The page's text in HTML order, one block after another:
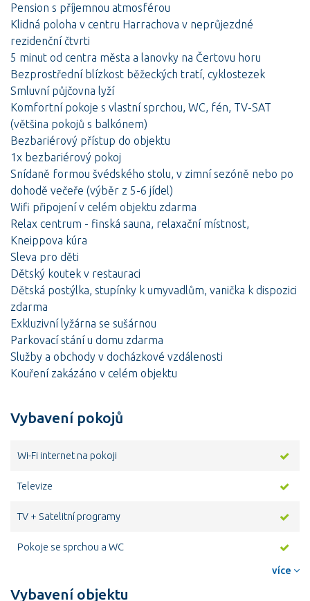
Pension s příjemnou atmosférou
Klidná poloha v centru Harrachova v neprůjezdné
rezidenční čtvrti
5 minut od centra města a lanovky na Čertovu horu
Bezprostřední blízkost běžeckých tratí, cyklostezek
Smluvní půjčovna lyží
Komfortní pokoje s vlastní sprchou, WC, fén, TV-SAT
(většina pokojů s balkónem)
Bezbariérový přístup do objektu
1x bezbariérový pokoj
Snídaně formou švédského stolu, v zimní sezóně nebo po
dohodě večeře (výběr z 5-6 jídel)
Wifi připojení v celém objektu zdarma
Relax centrum - finská sauna, relaxační místnost,
Kneippova kúra
Sleva pro děti
Dětský koutek v restauraci
Dětská postýlka, stupínky k umyvadlům, vanička k dispozici
zdarma
Exkluzivní lyžárna se sušárnou
Parkovací stání u domu zdarma
Služby a obchody v docházkové vzdálenosti
Kouření zakázáno v celém objektu
Vybavení pokojů
Wi-Fi internet na pokoji
Televize
TV + Satelitní programy
Pokoje se sprchou a WC
více
Vybavení objektu